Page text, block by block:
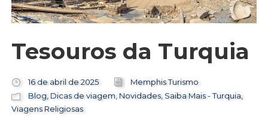
Tesouros da Turquia
16 de abril de 2025
Memphis Turismo
Blog, Dicas de viagem Novidades, Saiba Mais - Turquia,
Viagens Religiosas